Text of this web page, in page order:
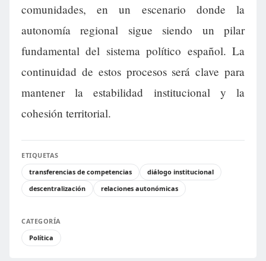
comunidades, en un escenario donde la
autonomía regional sigue siendo un pilar
fundamental del sistema político español. La
continuidad de estos procesos será clave para
mantener la estabilidad institucional y la
cohesión territorial.
ETIQUETAS
transferencias de competencias
diálogo institucional
descentralización
relaciones autonómicas
CATEGORÍA
Política